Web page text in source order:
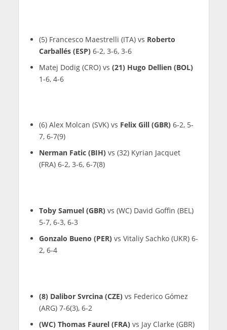
(5) Francesco Maestrelli (ITA) vs Roberto
Carballés (ESP)6-2, 3-6, 3-6
Matej Dodig (CRO) vs (21) Hugo Dellien (BOL)
1-6, 4-6
(6) Alex Molcan (SVK) vs Felix Gill (GBR)6-2, 5-
7, 6-7(9)
Nerman Fatic (BIH)vs (32) Kyrian Jacquet
(FRA) 6-2, 3-6, 6-7(8)
Toby Samuel (GBR)vs (WC) David Goffin (BEL)
5-7, 6-3, 6-3
Gonzalo Bueno (PER)vs Vitaliy Sachko (UKR) 6-
2, 6-4
(8) Dalibor Svrcina (CZE)vs Federico Gómez
(ARG) 7-6(3), 6-2
(WC) Thomas Faurel (FRA)vs Jay Clarke (GBR)